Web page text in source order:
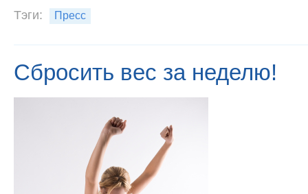
Тэги: Пресс
Сбросить вес за неделю!